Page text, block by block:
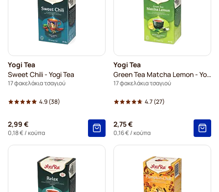
Yogi Tea
Sweet Chili - Yogi Tea
17 φακελάκια τσαγιού
4.9(38)
2,99 €
0,18 €/ κούπα
Yogi Tea
Green Tea Matcha Lemon - Yogi Tea
17 φακελάκια τσαγιού
4.7(27)
2,75 €
0,16 €/ κούπα